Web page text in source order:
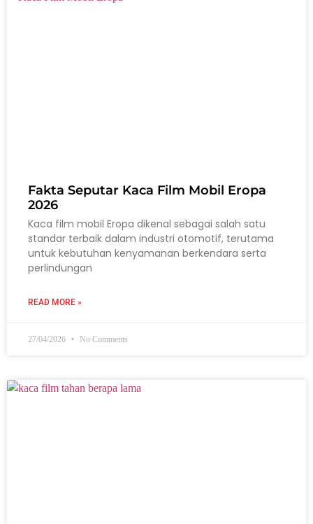
Fakta Seputar Kaca Film Mobil Eropa
2026
Kaca film mobil Eropa dikenal sebagai salah satu
standar terbaik dalam industri otomotif, terutama
untuk kebutuhan kenyamanan berkendara serta
perlindungan
READ MORE »
27/04/2026 No Comments